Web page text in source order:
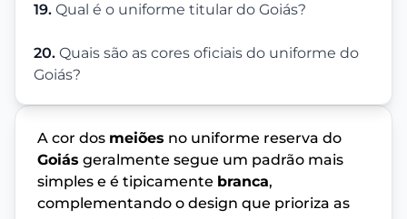
19. Qual é o uniforme titular do Goiás?
20. Quais são as cores oficiais do uniforme do
Goiás?
A cor dos meiões no uniforme reserva do
Goiás geralmente segue um padrão mais
simples e é tipicamente branca,
complementando o design que prioriza as